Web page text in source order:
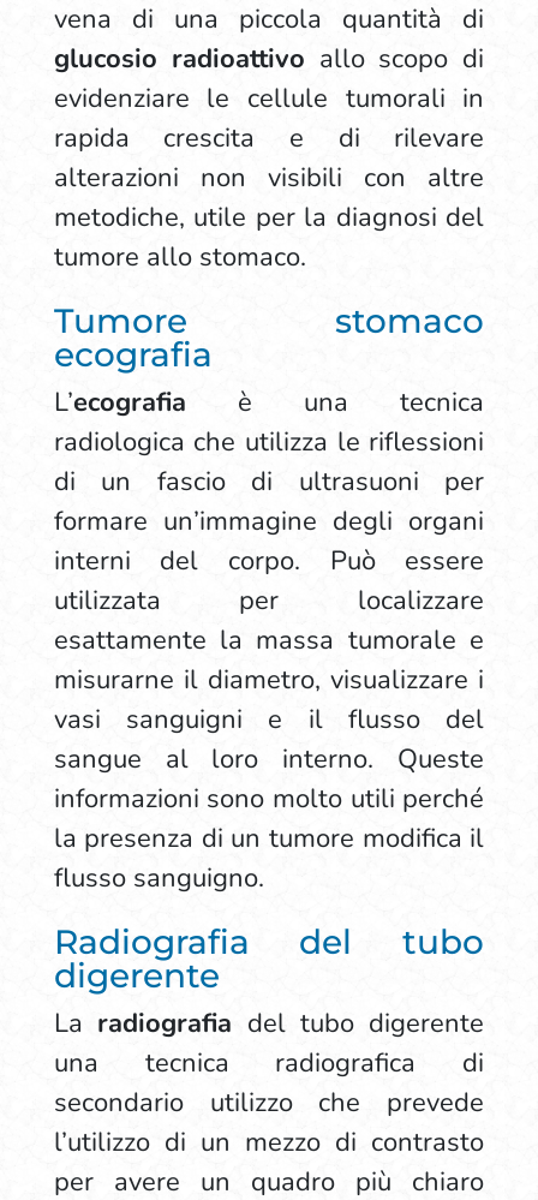
vena di una piccola quantità di
glucosio radioattivo allo scopo di
evidenziare le cellule tumorali in
rapida crescita e di rilevare
alterazioni non visibili con altre
metodiche, utile per la diagnosi del
tumore allo stomaco.
Tumore stomaco
ecografia
L’ecografia è una tecnica
radiologica che utilizza le riflessioni
di un fascio di ultrasuoni per
formare un’immagine degli organi
interni del corpo. Può essere
utilizzata per localizzare
esattamente la massa tumorale e
misurarne il diametro, visualizzare i
vasi sanguigni e il flusso del
sangue al loro interno. Queste
informazioni sono molto utili perché
la presenza di un tumore modifica il
flusso sanguigno.
Radiografia del tubo
digerente
La radiografia del tubo digerente
una tecnica radiografica di
secondario utilizzo che prevede
l’utilizzo di un mezzo di contrasto
per avere un quadro più chiaro